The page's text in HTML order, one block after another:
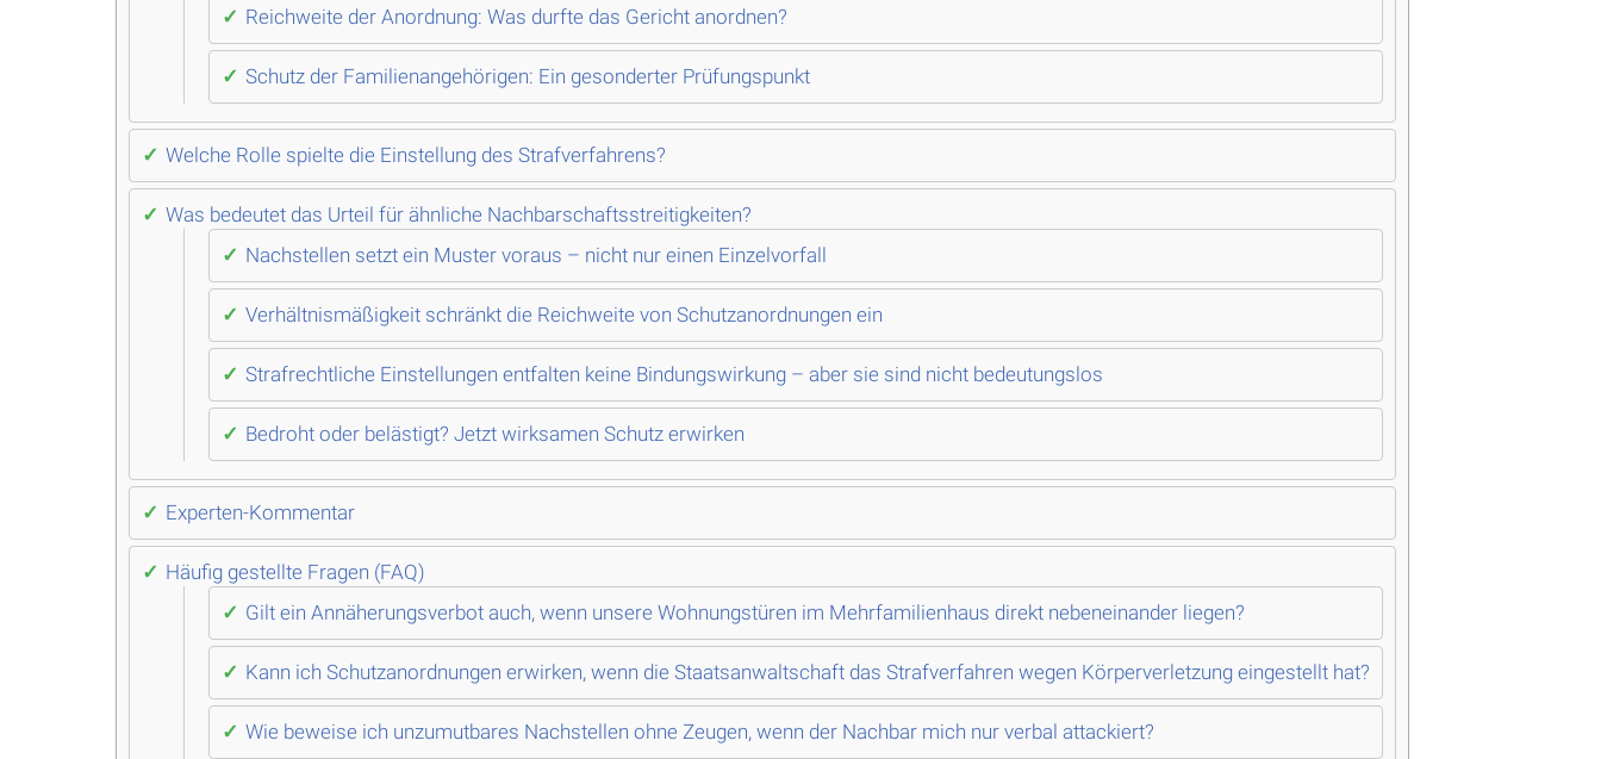
Reichweite der Anordnung: Was durfte das Gericht anordnen?
Schutz der Familienangehörigen: Ein gesonderter Prüfungspunkt
Welche Rolle spielte die Einstellung des Strafverfahrens?
Was bedeutet das Urteil für ähnliche Nachbarschaftsstreitigkeiten?
Nachstellen setzt ein Muster voraus – nicht nur einen Einzelvorfall
Verhältnismäßigkeit schränkt die Reichweite von Schutzanordnungen ein
Strafrechtliche Einstellungen entfalten keine Bindungswirkung – aber sie sind nicht bedeutungslos
Bedroht oder belästigt? Jetzt wirksamen Schutz erwirken
Experten-Kommentar
Häufig gestellte Fragen (FAQ)
Gilt ein Annäherungsverbot auch, wenn unsere Wohnungstüren im Mehrfamilienhaus direkt nebeneinander liegen?
Kann ich Schutzanordnungen erwirken, wenn die Staatsanwaltschaft das Strafverfahren wegen Körperverletzung eingestellt hat?
Wie beweise ich unzumutbares Nachstellen ohne Zeugen, wenn der Nachbar mich nur verbal attackiert?